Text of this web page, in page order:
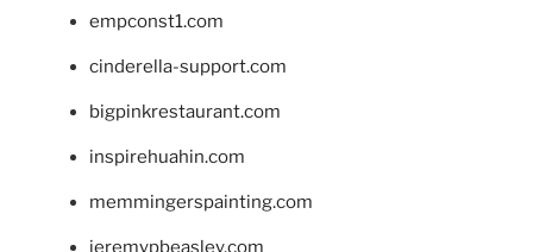
empconst1.com
cinderella-support.com
bigpinkrestaurant.com
inspirehuahin.com
memmingerspainting.com
jeremypbeasley.com